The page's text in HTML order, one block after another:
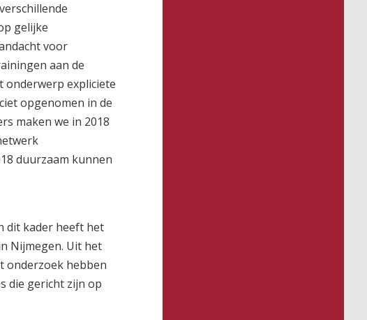
gelijke
voor
aan de
onderwerp expliciete
opgenomen in de
maken we in 2018
duurzaam kunnen
dit kader heeft het
Nijmegen. Uit het
onderzoek hebben
die gericht zijn op